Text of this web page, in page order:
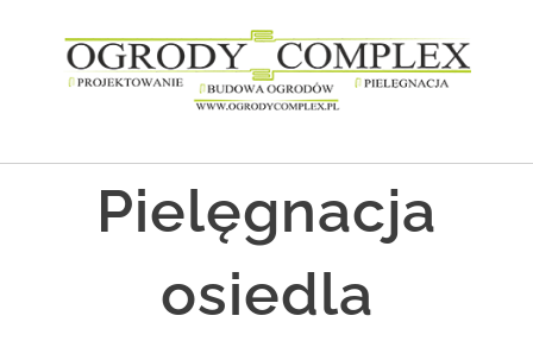
zawartości
Pielęgnacja
osiedla